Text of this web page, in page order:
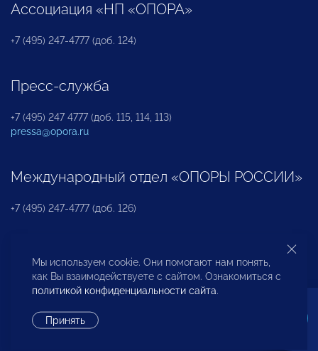
Ассоциация «НП «ОПОРА»
+7 (495) 247-4777 (доб. 124)
Пресс-служба
+7 (495) 247 4777 (доб. 115, 114, 113)
pressa@opora.ru
Международный отдел «ОПОРЫ РОССИИ»
+7 (495) 247-4777 (доб. 126)
Бюро по защите прав предпринимателей и
инвесторов
Мы используем cookie. Они помогают нам понять,
как Вы взаимодействуете с сайтом. Ознакомиться с
политикой конфиденциальности сайта.
Принять